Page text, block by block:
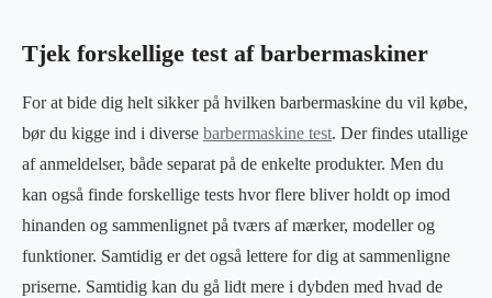
Tjek forskellige test af barbermaskiner
For at bide dig helt sikker på hvilken barbermaskine du vil købe,
bør du kigge ind i diverse barbermaskine test. Der findes utallige
af anmeldelser, både separat på de enkelte produkter. Men du
kan også finde forskellige tests hvor flere bliver holdt op imod
hinanden og sammenlignet på tværs af mærker, modeller og
funktioner. Samtidig er det også lettere for dig at sammenligne
priserne. Samtidig kan du gå lidt mere i dybden med hvad de